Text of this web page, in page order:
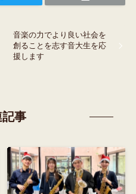
音楽の力でより良い社会を
創ることを志す音大生を応
援します
記事